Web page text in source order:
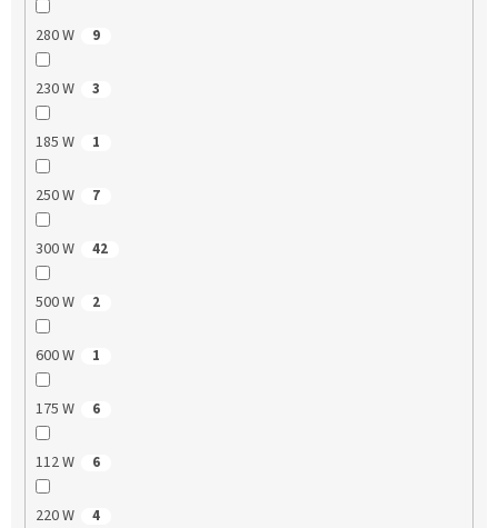
280 W 9
230 W 3
185 W 1
250 W 7
300 W 42
500 W 2
600 W 1
175 W 6
112 W 6
220 W 4